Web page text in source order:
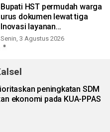
Bupati HST permudah warga
urus dokumen lewat tiga
Inovasi layanan
kependudukan
Senin, 3 Agustus 2026
peningkatan SDM
ekonomi pada KUA-PPAS